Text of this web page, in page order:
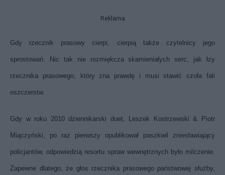
Reklama
Gdy rzecznik prasowy cierpi, cierpią także czytelnicy jego
sprostowań. Nic tak nie rozmiękcza skamieniałych serc, jak łzy
rzecznika prasowego, który zna prawdę i musi stawić czoła fali
oszczerstw.
Gdy w roku 2010 dziennikarski duet, Leszek Kostrzewski & Piotr
Miączyński, po raz pierwszy opublikował paszkwil zniesławiający
policjantów, odpowiedzią resortu spraw wewnętrznych było milczenie.
Zapewne dlatego, że głos rzecznika prasowego państwowej służby,